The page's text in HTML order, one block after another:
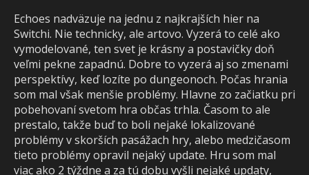
Echoes nadväzuje na jednu z najkrajších hier na
Switchi. Nie technicky, ale artovo. Vyzerá to celé ako
vymodelované, ten svet je krásny a postavičky doň
veľmi pekne zapadnú. Dobre to vyzerá aj so zmenami
perspektívy, keď lozíte po dungeonoch. Počas hrania
som mal však menšie problémy. Hlavne zo začiatku pri
pobehovaní svetom hra občas trhla. Časom to ale
prestalo, takže buď to boli nejaké lokalizované
problémy v skorších pasážach hry, alebo medzičasom
tieto problémy opravil nejaký update. Hru som mal
viac ako 2 týždne a za tú dobu vyšli nejaké updaty,